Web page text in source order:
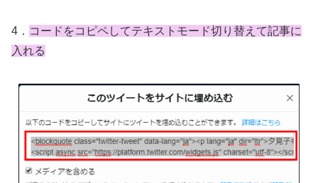
4． コードをコピペしてテキストモード切り替えて記事に
入れる